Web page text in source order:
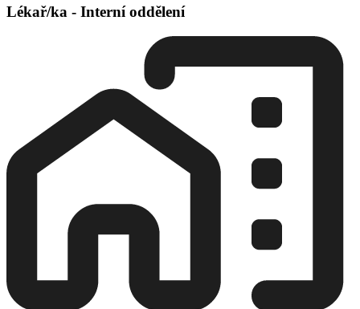
Lékař/ka - Interní oddělení